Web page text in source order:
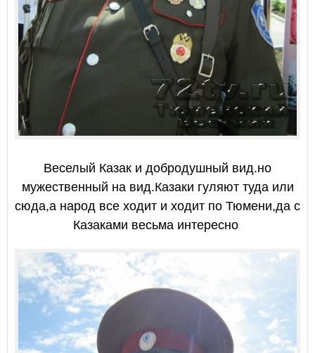
Веселый Казак и добродушный вид.но
мужественный на вид.Казаки гуляют туда или
сюда,а народ все ходит и ходит по Тюмени,да с
Казаками весьма интересно